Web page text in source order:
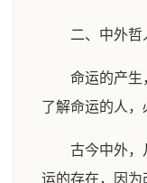
二、中外哲
命运的产生
了解命运的人，
古今中外，
运的存在，因为